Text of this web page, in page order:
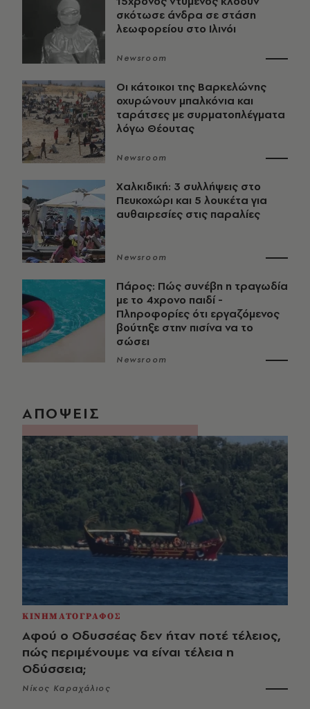
σκότωσε άνδρα σε στάση
λεωφορείου στο Ιλινόι
Newsroom
Οι κάτοικοι της Βαρκελώνης
οχυρώνουν μπαλκόνια και
ταράτσες με συρματοπλέγματα
λόγω Θέουτας
Newsroom
Χαλκιδική: 3 συλλήψεις στο
Πευκοχώρι και 5 λουκέτα για
αυθαιρεσίες στις παραλίες
Newsroom
Πάρος: Πώς συνέβη η τραγωδία
με το 4χρονο παιδί -
Πληροφορίες ότι εργαζόμενος
βούτηξε στην πισίνα να το
σώσει
Newsroom
ΑΠΟΨΕΙΣ
ΚΙΝΗΜΑΤΟΓΡΑΦΟΣ
Αφού ο Οδυσσέας δεν ήταν ποτέ τέλειος,
πώς περιμένουμε να είναι τέλεια η
Οδύσσεια;
Νίκος Καραχάλιος